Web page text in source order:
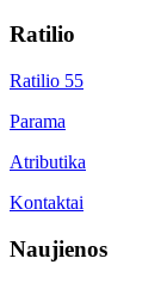
Ratilio
Ratilio 55
Parama
Atributika
Kontaktai
Naujienos